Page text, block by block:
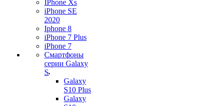
IPhone Xs
iPhone SE
2020
Iphone 8
iPhone 7 Plus
iPhone 7
Смартфоны
серии Galaxy
S
Galaxy
S10 Plus
Galaxy